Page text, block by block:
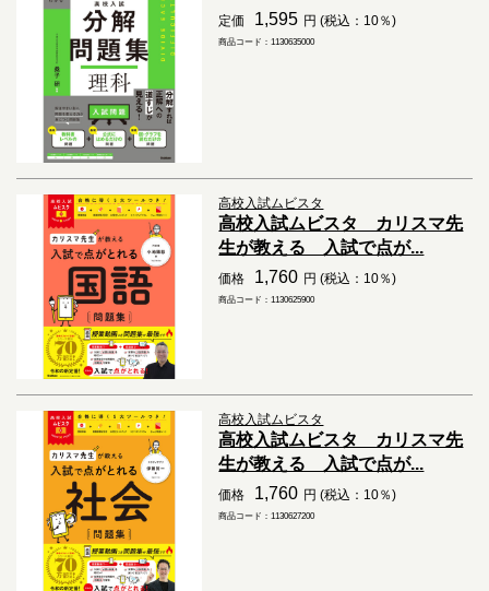
定価 1,595 円 (税込：10％)
商品コード：1130635000
高校入試ムビスタ
高校入試ムビスタ カリスマ先
生が教える 入試で点が...
価格 1,760 円 (税込：10％)
商品コード：1130625900
高校入試ムビスタ
高校入試ムビスタ カリスマ先
生が教える 入試で点が...
価格 1,760 円 (税込：10％)
商品コード：1130627200